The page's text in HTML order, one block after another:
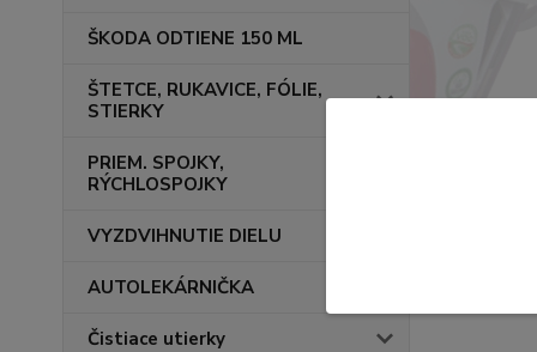
ŠKODA ODTIENE 150 ML
ŠTETCE, RUKAVICE, FÓLIE,
STIERKY
PRIEM. SPOJKY,
RÝCHLOSPOJKY
VYZDVIHNUTIE DIELU
AUTOLEKÁRNIČKA
Čistiace utierky